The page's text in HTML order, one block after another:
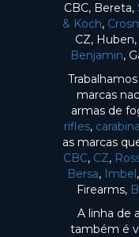
CBC, Bereta,
& Koch,
CZ,
Benjamin,
marcas
armas de
rifles,
as marcas
CBC, CZ,
Bersa, Imbel,
Firearms,
A linha de
também é